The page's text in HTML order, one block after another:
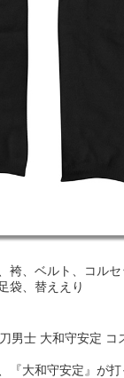
袴、ベルト、コル
袋、替ええり
男士 大和守安定 コ
『大和守安定』が打